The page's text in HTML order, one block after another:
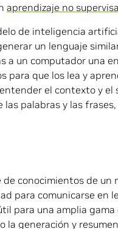
aprendizaje no
de inteligencia
un lenguaje
a un computador una
para que los lea y
el contexto y el
las palabras y las frases,
conocimientos de un
para comunicarse en
para una amplia gama
la generación y